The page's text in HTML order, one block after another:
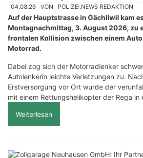
04.08.26 VON POLIZEI.NEWS REDAKTION
Auf der Hauptstrasse in Gächliwil kam
Montagnachmittag, 3. August 2026, zu
frontalen Kollision zwischen einem
Motorrad.
Dabei zog sich der Motorradlenker
Autolenkerin leichte Verletzungen zu.
Erstversorgung vor Ort wurde der
mit einem Rettungshelikopter der Rega in
Weiterlesen